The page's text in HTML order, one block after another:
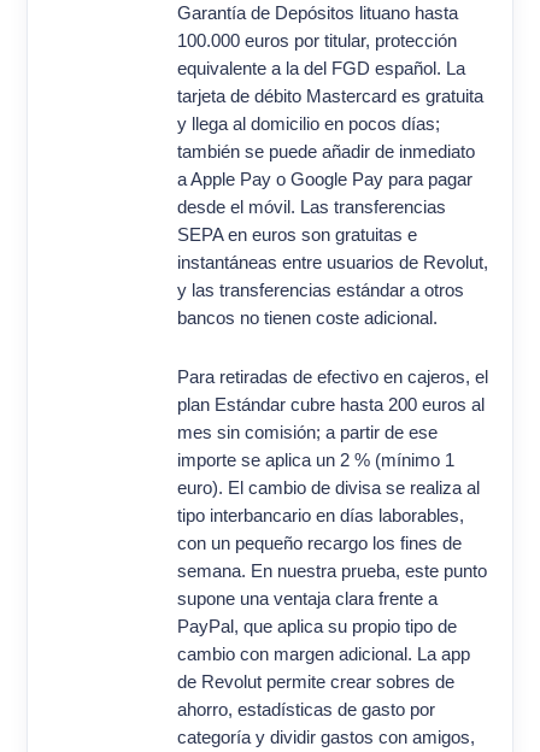
Garantía de Depósitos lituano hasta
100.000 euros por titular, protección
equivalente a la del FGD español. La
tarjeta de débito Mastercard es gratuita
y llega al domicilio en pocos días;
también se puede añadir de inmediato
a Apple Pay o Google Pay para pagar
desde el móvil. Las transferencias
SEPA en euros son gratuitas e
instantáneas entre usuarios de Revolut,
y las transferencias estándar a otros
bancos no tienen coste adicional.
Para retiradas de efectivo en cajeros, el
plan Estándar cubre hasta 200 euros al
mes sin comisión; a partir de ese
importe se aplica un 2 % (mínimo 1
euro). El cambio de divisa se realiza al
tipo interbancario en días laborables,
con un pequeño recargo los fines de
semana. En nuestra prueba, este punto
supone una ventaja clara frente a
PayPal, que aplica su propio tipo de
cambio con margen adicional. La app
de Revolut permite crear sobres de
ahorro, estadísticas de gasto por
categoría y dividir gastos con amigos,